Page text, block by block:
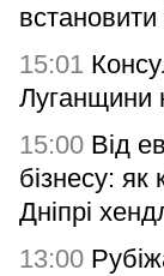
встановити
15:01
Луганщини
15:00 Від
бізнесу: як
Дніпрі
13:00